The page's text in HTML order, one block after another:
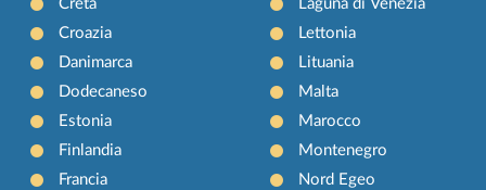
Creta
Croazia
Danimarca
Dodecaneso
Estonia
Finlandia
Francia
Laguna di Venezia
Lettonia
Lituania
Malta
Marocco
Montenegro
Nord Egeo